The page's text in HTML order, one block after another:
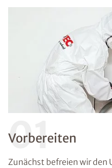
01
Vorbereiten
Zunächst befreien wir